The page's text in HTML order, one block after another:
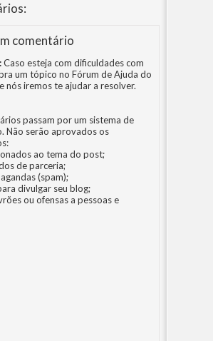
comentário
Caso esteja com dificuldades com
um tópico no Fórum de Ajuda do
nós iremos te ajudar a resolver.
passam por um sistema de
Não serão aprovados os
ao tema do post;
de parceria;
(spam);
divulgar seu blog;
ou ofensas a pessoas e